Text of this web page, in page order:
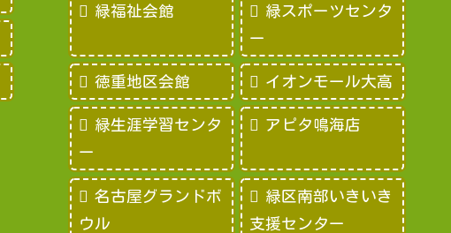
緑福祉会館
緑スポーツセンタ
ー
徳重地区会館 イオンモール大高
緑生涯学習センタ
ー
アピタ鳴海店
名古屋グランドボ
ウル
緑区南部いきいき
支援センター